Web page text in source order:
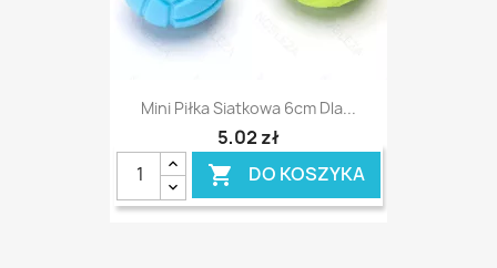
Mini Piłka Siatkowa 6cm Dla...
5,02 zł
 DO KOSZYKA